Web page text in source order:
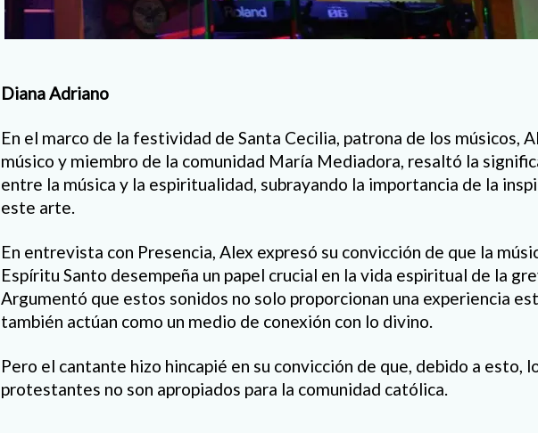
Diana Adriano
En el marco de la festividad de Santa Cecilia, patrona de los músicos,
músico y miembro de la comunidad María Mediadora, resaltó la
entre la música y la espiritualidad, subrayando la importancia de la
este arte.
En entrevista con Presencia, Alex expresó su convicción de que la
Espíritu Santo desempeña un papel crucial en la vida espiritual de la
Argumentó que estos sonidos no solo proporcionan una experiencia
también actúan como un medio de conexión con lo divino.
Pero el cantante hizo hincapié en su convicción de que, debido a esto,
protestantes no son apropiados para la comunidad católica.